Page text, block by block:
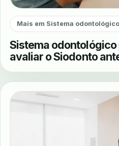
Mais em Sistema odontológico
Sistema
avaliar o Siodonto